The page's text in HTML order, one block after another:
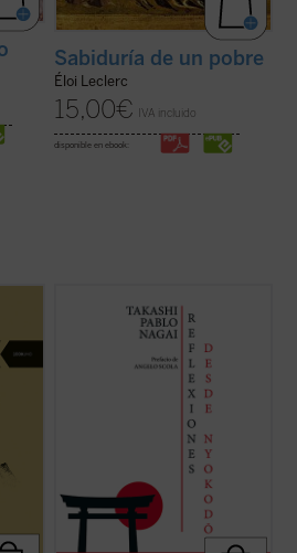
Sabiduría de un pobre
Éloi Leclerc
15,00€ IVA incluido
disponible en ebook:
serie de escritos breves, meditaciones y
cartas suyas que conforman una obra
valiosísima para seguir, a través de una
intimidad familiar con él, los pasos de
Takashi hacia el encuentro final con ...